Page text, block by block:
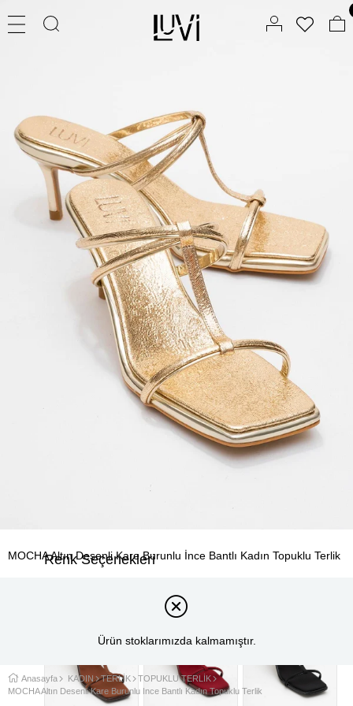
MOCHA Altın Desenli Kare Burunlu İnce Bantlı Kadın Topuklu Terlik
Renk Seçenekleri
Ürün stoklarımızda kalmamıştır.
Anasayfa KADIN TERLİK
TOPUKLU TERLİK
MOCHA Altın Desenli Kare Burunlu İnce Bantlı Kadın Topuklu Terlik